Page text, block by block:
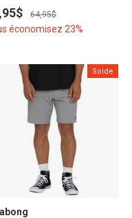
64,95$
économisez 23%
Solde